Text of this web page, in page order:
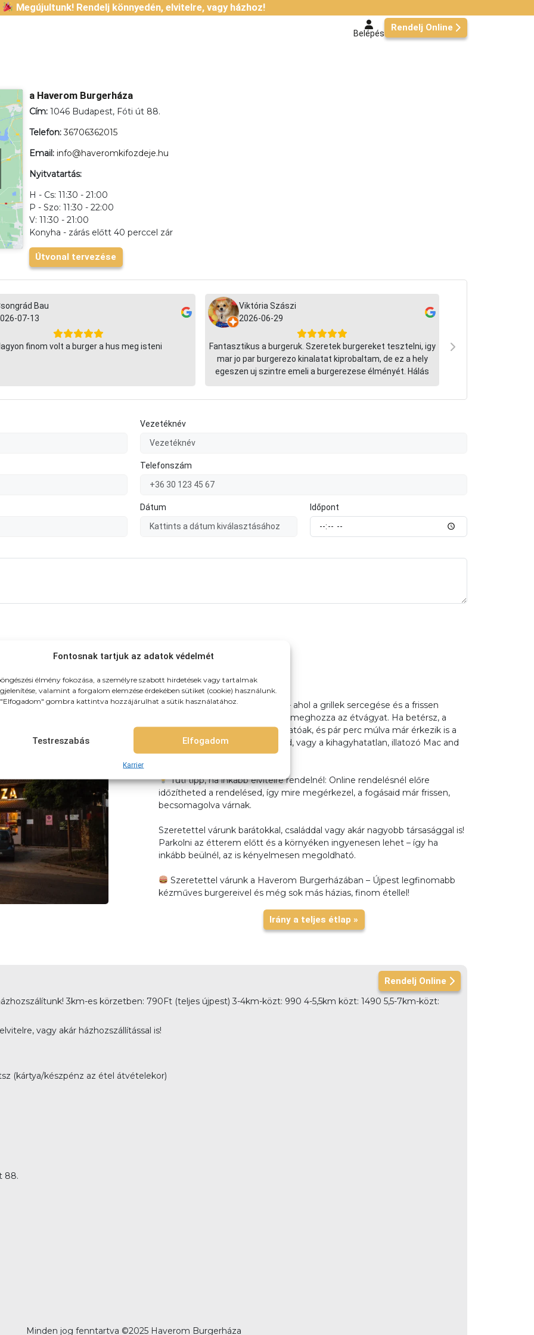
Fontosnak tartjuk az adatok védelmét
élmény fokozása, a személyre szabott hirdetések vagy tartalmak
valamint a forgalom elemzése érdekében sütiket (cookie) használunk.
gombra kattintva hozzájárulhat a sütik használatához.
Elfogadom
Testreszabás
Karrier
Megújultunk! Rendelj könnyedén, elvitelre, vagy házhoz!
Belépés
Rendelj Online
a Haverom Burgerháza
Cím:1046 Budapest, Fóti út 88.
Telefon: 36706362015
Email: info@haveromkifozdeje.hu
Nyitvatartás:
H - Cs: 11:30 - 21:00
P - Szo: 11:30 - 22:00
V: 11:30 - 21:00
Konyha - zárás előtt 40 perccel zár
Útvonal tervezése
Bau
07-13
finom volt a burger a hus meg isteni
Viktória Szászi
2026-06-29
Fantasztikus a burgeruk. Szeretek burgereket tesztelni, igy
mar jo par burgerezo kinalatat kiprobaltam, de ez a hely
egeszen uj szintre emeli a burgerezese élményét. Hálás
Csodálatos
ropogós
Vezetéknév
Telefonszám
Dátum Időpont
Ha egy jót ennél, gyere el hozzánk
Szeretettel várunk éttermünkben!
Újpest, Fóti út 88. alatt várunk – ahol a grillek sercegése és a frissen
pirított buci illata már messziről meghozza az étvágyat. Ha betérsz, a
hangulat haveri, az illatok hívogatóak, és pár perc múlva már érkezik is a
kedvenc burgered, frissensülted, vagy a kihagyhatatlan, illatozó Mac and
cheese.
Tuti tipp, ha inkább elvitelre rendelnél: Online rendelésnél előre
időzítheted a rendelésed, így mire megérkezel, a fogásaid már frissen,
becsomagolva várnak.
Szeretettel várunk barátokkal, családdal vagy akár nagyobb társasággal is!
Parkolni az étterem előtt és a környéken ingyenesen lehet – így ha
inkább beülnél, az is kényelmesen megoldható.
Szeretettel várunk a Haverom Burgerházában – Újpest legfinomabb
kézműves burgereivel és még sok más házias, finom étellel!
Irány a teljes étlap »
Rendelj Online
3km-es körzetben: 790Ft (teljes újpest) 3-4km-közt: 990 4-5,5km közt: 1490 5,5-7km-közt:
vagy akár házhozszállítással is!
(kártya/készpénz az étel átvételekor)
88.
Minden jog fenntartva ©2025 Haverom Burgerháza